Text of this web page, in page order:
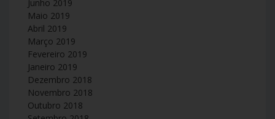
Junho 2019
Maio 2019
Abril 2019
Março 2019
Fevereiro 2019
Janeiro 2019
Dezembro 2018
Novembro 2018
Outubro 2018